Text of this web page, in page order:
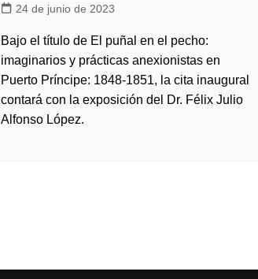
24 de junio de 2023
Bajo el título de El puñal en el pecho:
imaginarios y prácticas anexionistas en
Puerto Príncipe: 1848-1851, la cita inaugural
contará con la exposición del Dr. Félix Julio
Alfonso López.